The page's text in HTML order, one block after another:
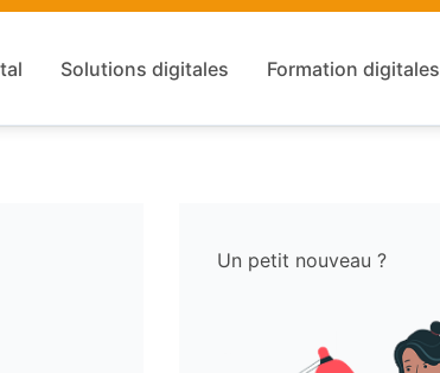
Solutions digitales Formation digitales
Un petit nouveau ?